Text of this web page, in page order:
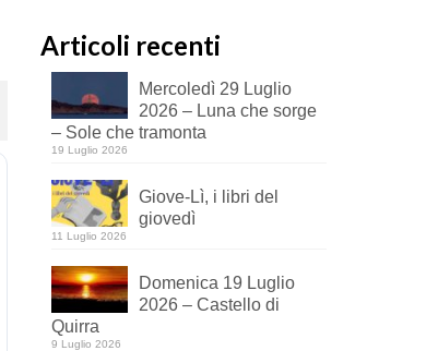
Articoli recenti
Mercoledì 29 Luglio
2026 – Luna che sorge
– Sole che tramonta
19 Luglio 2026
Giove-Lì, i libri del
giovedì
11 Luglio 2026
Domenica 19 Luglio
2026 – Castello di
Quirra
9 Luglio 2026